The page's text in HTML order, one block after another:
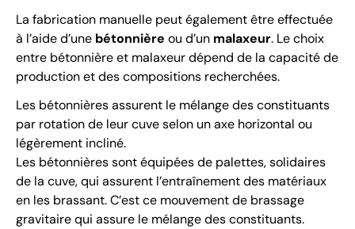
La fabrication manuelle peut également être effectuée
à l’aide d’une bétonnière ou d’un malaxeur. Le choix
entre bétonnière et malaxeur dépend de la capacité de
production et des compositions recherchées.
Les bétonnières assurent le mélange des constituants
par rotation de leur cuve selon un axe horizontal ou
légèrement incliné.
Les bétonnières sont équipées de palettes, solidaires
de la cuve, qui assurent l’entraînement des matériaux
en les brassant. C’est ce mouvement de brassage
gravitaire qui assure le mélange des constituants.